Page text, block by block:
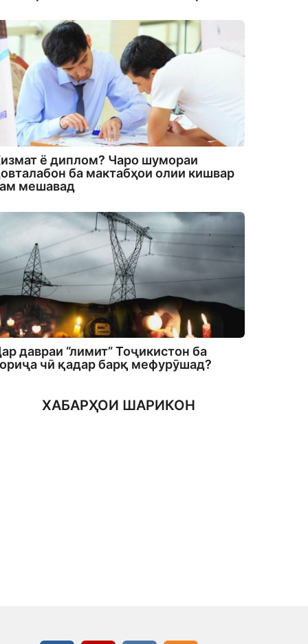
ё диплом? Чаро шумораи
ба мактабҳои олии кишвар
мешавад
давраи “лимит” Тоҷикистон ба
чӣ қадар барқ мефурӯшад?
ХАБАРҲОИ ШАРИКОН